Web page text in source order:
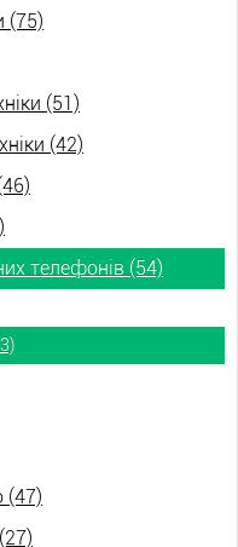
(75)
(51)
(42)
телефонів (54)
(47)